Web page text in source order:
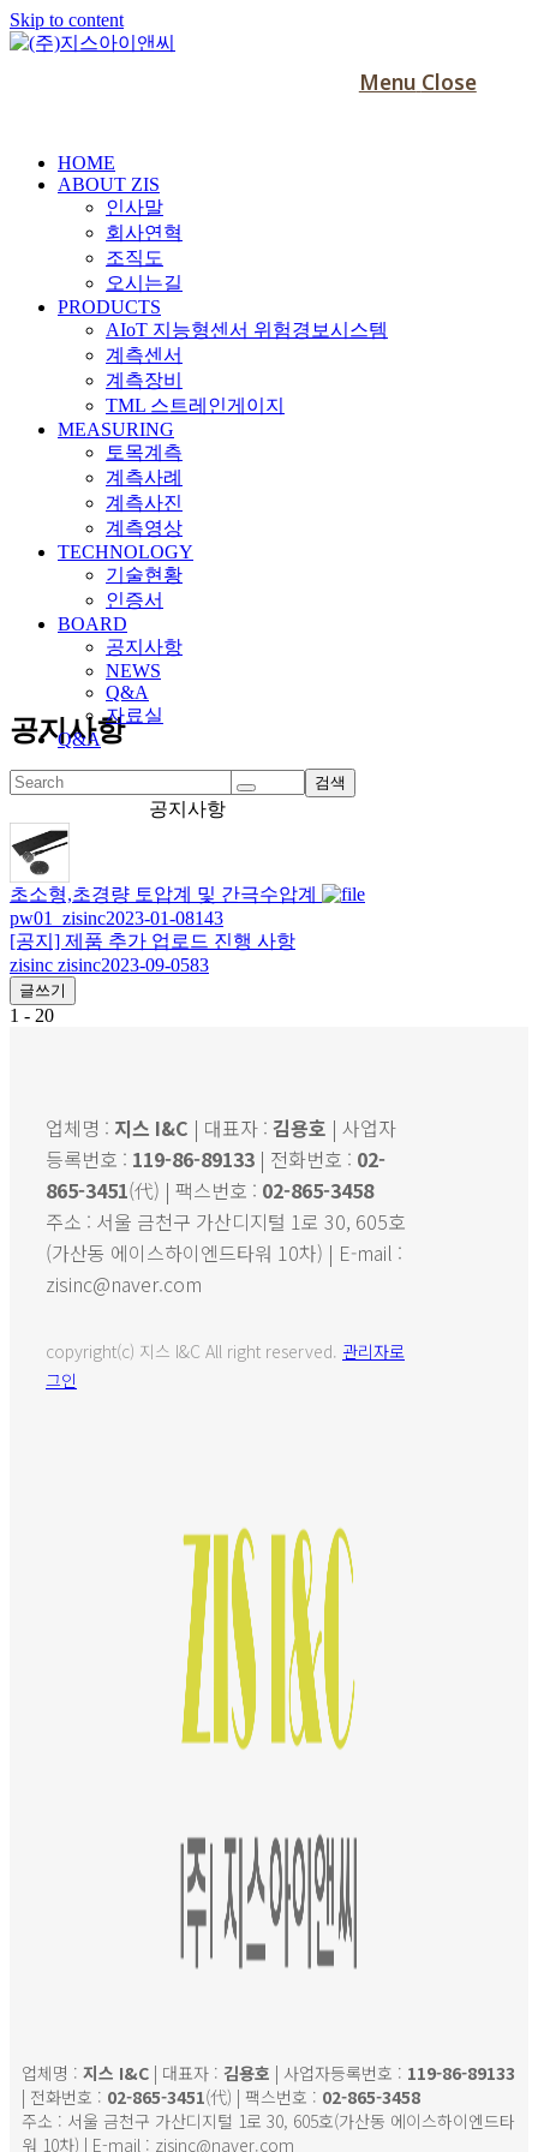
Skip to content
Menu Close
HOME
ABOUT ZIS
인사말
회사연혁
조직도
오시는길
PRODUCTS
AIoT 지능형센서 위험경보시스템
계측센서
계측장비
TML 스트레인게이지
MEASURING
토목계측
계측사례
계측사진
계측영상
TECHNOLOGY
기술현황
인증서
BOARD
공지사항
NEWS
Q&A
자료실
Q&A
공지사항
검색
공지사항
초소형,초경량 토압계 및 간극수압계
pw01_zisinc2023-01-08143
[공지] 제품 추가 업로드 진행 사항
zisinc zisinc2023-09-0583
글쓰기
1 - 20
업체명 : 지스 I&C | 대표자 : 김용호 | 사업자
등록번호 : 119-86-89133 | 전화번호 : 02-
865-3451(代) | 팩스번호 : 02-865-3458
주소 : 서울 금천구 가산디지털 1로 30, 605호
(가산동 에이스하이엔드타워 10차) | E-mail :
zisinc@naver.com
copyright(c) 지스 I&C All right reserved. 관리자로
그인
업체명 : 지스 I&C | 대표자 : 김용호 | 사업자등록번호 : 119-86-89133
| 전화번호 : 02-865-3451(代) | 팩스번호 : 02-865-3458
주소 : 서울 금천구 가산디지털 1로 30, 605호(가산동 에이스하이엔드타
워 10차) | E-mail : zisinc@naver.com